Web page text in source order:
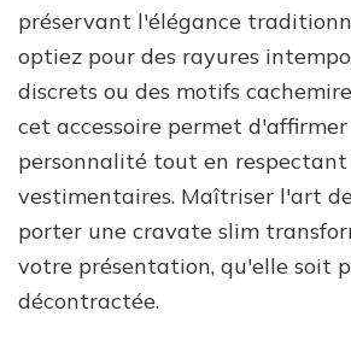
préservant l'élégance
optiez pour des rayures
discrets ou des motifs
cet accessoire permet
personnalité tout en respectant
vestimentaires. Maîtriser l'art
porter une cravate slim
votre présentation, qu'elle soit
décontractée.